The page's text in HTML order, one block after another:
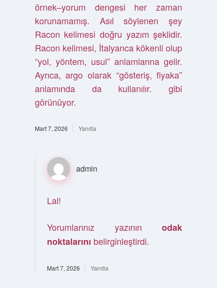
örnek–yorum dengesi her zaman
korunamamış. Asıl söylenen şey
Racon kelimesi doğru yazım şeklidir.
Racon kelimesi, İtalyanca kökenli olup
“yol, yöntem, usul” anlamlarına gelir.
Ayrıca, argo olarak “gösteriş, fiyaka”
anlamında da kullanılır. gibi
görünüyor.
Mart 7, 2026 Yanıtla
admin
Lal!
Yorumlarınız yazınınodak
noktalarını belirginleştirdi.
Mart 7, 2026 Yanıtla